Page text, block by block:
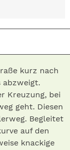
kurz nach
abzweigt.
Kreuzung, bei
geht. Diesen
Begleitet
auf den
knackige